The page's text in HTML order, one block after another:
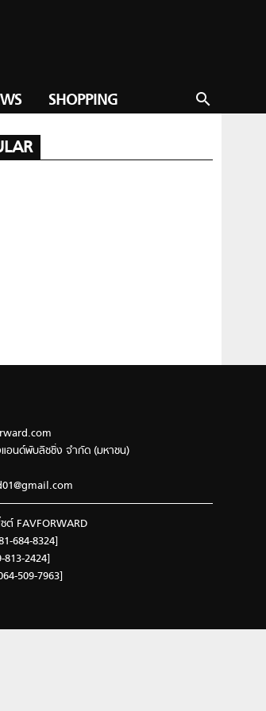
search
SHOPPING
อนด์พับลิชชิ่ง จำกัด (มหาชน)
ต์ FAVFORWARD
684-8324]
2424]
509-7963]